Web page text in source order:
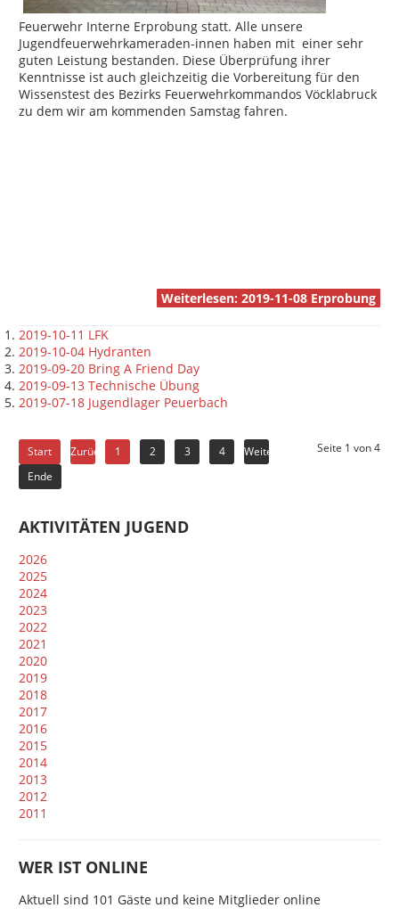
Feuerwehr Interne Erprobung statt. Alle unsere
Jugendfeuerwehrkameraden-innen haben mit einer sehr
guten Leistung bestanden. Diese Überprüfung ihrer
Kenntnisse ist auch gleichzeitig die Vorbereitung für den
Wissenstest des Bezirks Feuerwehrkommandos Vöcklabruck
zu dem wir am kommenden Samstag fahren.
Weiterlesen: 2019-11-08 Erprobung
2019-10-11 LFK
2019-10-04 Hydranten
2019-09-20 Bring A Friend Day
2019-09-13 Technische Übung
2019-07-18 Jugendlager Peuerbach
Seite 1 von 4
Start Zurück 1 2 3 4
Weiter
Ende
AKTIVITÄTEN JUGEND
2026
2025
2024
2023
2022
2021
2020
2019
2018
2017
2016
2015
2014
2013
2012
2011
WER IST ONLINE
Aktuell sind 101 Gäste und keine Mitglieder online